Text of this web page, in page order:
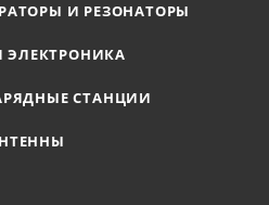
И РЕЗОНАТОРЫ
ЭЛЕКТРОНИКА
СТАНЦИИ